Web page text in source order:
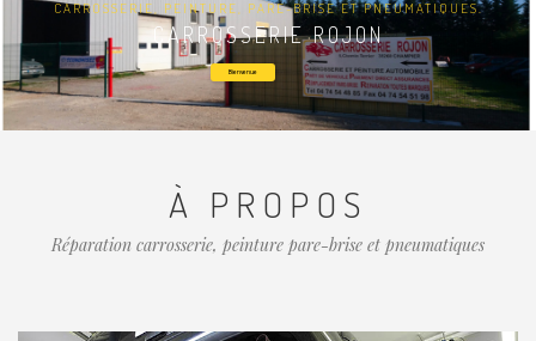
CARROSSERIE, PEINTURE, PARE-BRISE ET PNEUMATIQUES.
CARROSSERIE ROJON
Bienvenue
À PROPOS
Réparation carrosserie, peinture pare-brise et pneumatiques